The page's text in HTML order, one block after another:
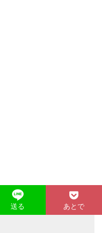
送る あとで